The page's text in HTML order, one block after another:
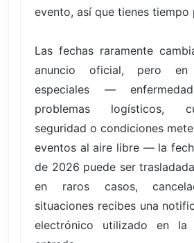
evento, así que tienes tiempo
Las fechas raramente
anuncio oficial, pero en
especiales —
problemas logísticos,
seguridad o condiciones
eventos al aire libre — la
de 2026 puede ser
en raros casos,
situaciones recibes una
electrónico utilizado en